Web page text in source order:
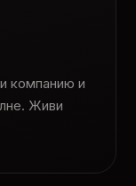
компанию и
Живи